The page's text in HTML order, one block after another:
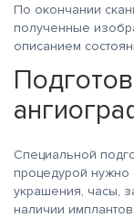
По окончании
полученные
описанием
Специальной
процедурой нужно
украшения, часы,
наличии